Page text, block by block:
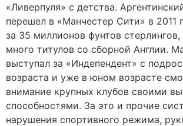
«Ливерпуля» с детства.
перешел в «Манчестер Сити» в 2011
за 35 миллионов фунтов
много титулов со сборной Англии.
выступал за «Индепендент» с
возраста и уже в юном возрасте
внимание крупных клубов своими
способностями. За это и прочие
нарушения спортивного режима,